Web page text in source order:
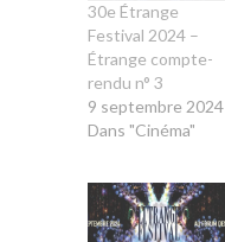
30e Étrange
Festival 2024 –
Étrange compte-
rendu n° 3
9 septembre 2024
Dans "Cinéma"